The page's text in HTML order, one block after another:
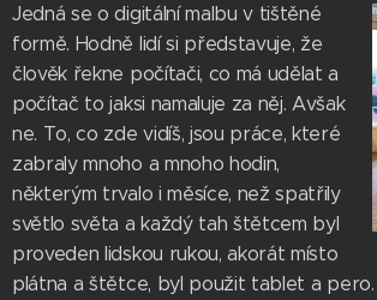
Jedná se o digitální malbu v tištěné
formě. Hodně lidí si představuje, že
člověk řekne počítači, co má udělat a
počítač to jaksi namaluje za něj. Avšak
ne. To, co zde vidíš, jsou práce, které
zabraly mnoho a mnoho hodin,
některým trvalo i měsíce, než spatřily
světlo světa a každý tah štětcem byl
proveden lidskou rukou, akorát místo
plátna a štětce, byl použit tablet a